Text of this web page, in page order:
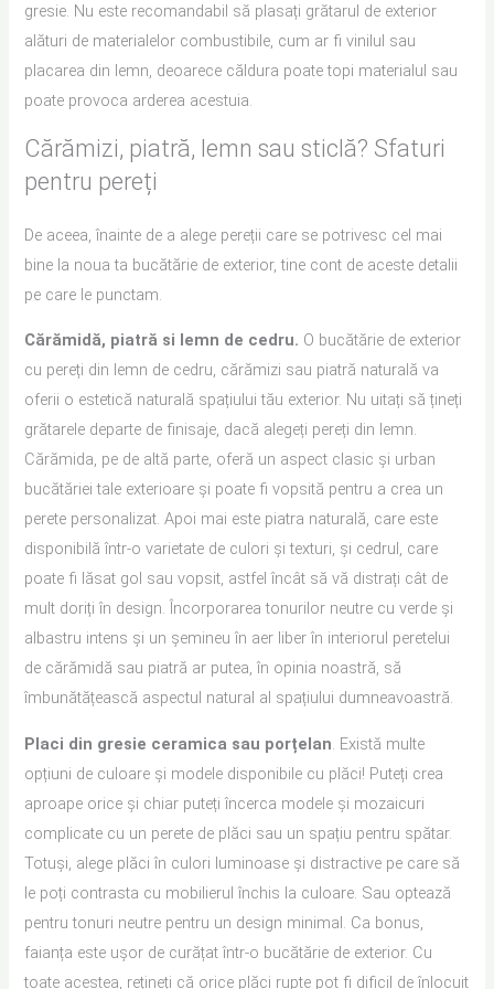
gresie. Nu este recomandabil să plasați grătarul de exterior
alături de materialelor combustibile, cum ar fi vinilul sau
placarea din lemn, deoarece căldura poate topi materialul sau
poate provoca arderea acestuia.
Cărămizi, piatră, lemn sau sticlă? Sfaturi
pentru pereți
De aceea, înainte de a alege pereții care se potrivesc cel mai
bine la noua ta bucătărie de exterior, tine cont de aceste detalii
pe care le punctam.
Cărămidă, piatră si lemn de cedru. O bucătărie de exterior
cu pereți din lemn de cedru, cărămizi sau piatră naturală va
oferii o estetică naturală spațiului tău exterior. Nu uitați să țineți
grătarele departe de finisaje, dacă alegeți pereți din lemn.
Cărămida, pe de altă parte, oferă un aspect clasic și urban
bucătăriei tale exterioare și poate fi vopsită pentru a crea un
perete personalizat. Apoi mai este piatra naturală, care este
disponibilă într-o varietate de culori și texturi, și cedrul, care
poate fi lăsat gol sau vopsit, astfel încât să vă distrați cât de
mult doriți în design. Încorporarea tonurilor neutre cu verde și
albastru intens și un șemineu în aer liber în interiorul peretelui
de cărămidă sau piatră ar putea, în opinia noastră, să
îmbunătățească aspectul natural al spațiului dumneavoastră.
Placi din gresie ceramica sau porțelan. Există multe
opțiuni de culoare și modele disponibile cu plăci! Puteți crea
aproape orice și chiar puteți încerca modele și mozaicuri
complicate cu un perete de plăci sau un spațiu pentru spătar.
Totuși, alege plăci în culori luminoase și distractive pe care să
le poți contrasta cu mobilierul închis la culoare. Sau optează
pentru tonuri neutre pentru un design minimal. Ca bonus,
faianța este ușor de curățat într-o bucătărie de exterior. Cu
toate acestea, rețineți că orice plăci rupte pot fi dificil de înlocuit